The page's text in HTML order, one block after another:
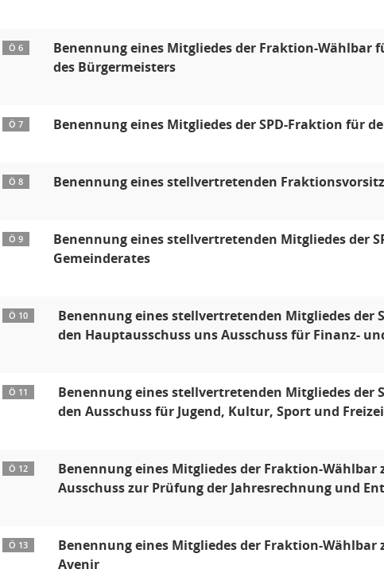
Ö 6
Benennung eines Mitgliedes der Fraktion-Wählbar
des Bürgermeisters
Ö 7 Benennung eines Mitgliedes der SPD-Fraktion für
Ö 8 Benennung eines stellvertretenden
Ö 9
Benennung eines stellvertretenden Mitgliedes der
Gemeinderates
Ö 10
Benennung eines stellvertretenden Mitgliedes
den Hauptausschuss uns Ausschuss für Finanz-
Ö 11
Benennung eines stellvertretenden Mitgliedes
den Ausschuss für Jugend, Kultur, Sport und
Ö 12
Benennung eines Mitgliedes der Fraktion-
Ausschuss zur Prüfung der Jahresrechnung und
Ö 13
Benennung eines Mitgliedes der Fraktion-
Avenir